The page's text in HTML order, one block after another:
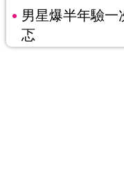
男星爆半年驗
忑